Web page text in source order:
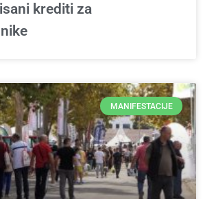
krediti za
MANIFESTACIJE